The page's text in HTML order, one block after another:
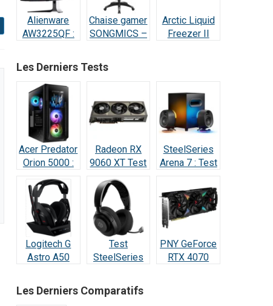
Alienware
AW3225QF :
Gaming QD-
OLED 4K
240Hz
Chaise gamer
SONGMICS –
Arctic Liquid
Freezer II
Les Derniers Tests
Acer Predator
Orion 5000 :
Test Complet
RTX 5070
(2026)
Radeon RX
9060 XT Test
Avis 2026 : la
meilleure
carte à 498 €
?
SteelSeries
Arena 7 : Test
Vraiment
incroyable ?
Logitech G
Astro A50
Notre Test
Complet et
Test
SteelSeries
Wireless : Le
meilleur
PNY GeForce
RTX 4070
Les Derniers Comparatifs